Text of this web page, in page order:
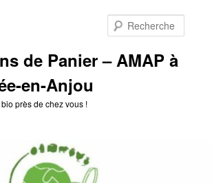
de Panier – AMAP à
en-Anjou
près de chez vous !